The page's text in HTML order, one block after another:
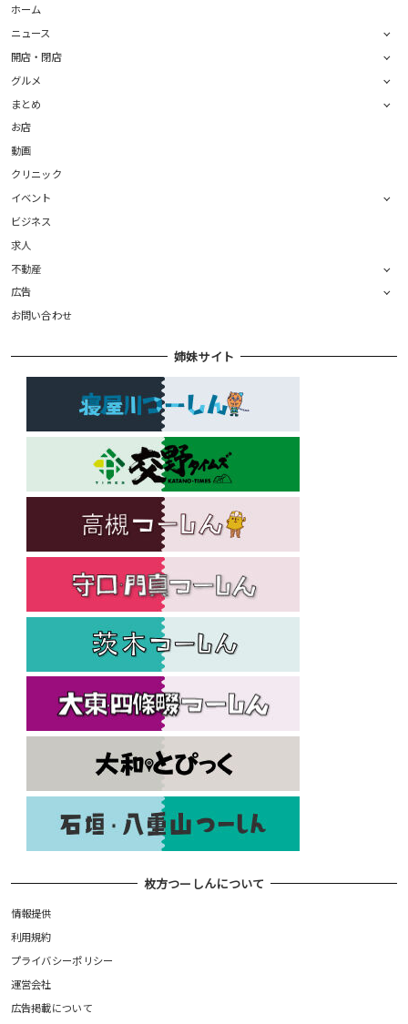
ホーム
ニュース
開店・閉店
グルメ
まとめ
お店
動画
クリニック
イベント
ビジネス
求人
不動産
広告
お問い合わせ
姉妹サイト
枚方つーしんについて
情報提供
利用規約
プライバシーポリシー
運営会社
広告掲載について